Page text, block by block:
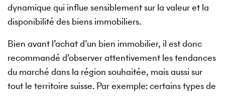
dynamique qui influe sensiblement sur la valeur et la
disponibilité des biens immobiliers.
Bien avant l’achat d’un bien immobilier, il est donc
recommandé d’observer attentivement les tendances
du marché dans la région souhaitée, mais aussi sur
tout le territoire suisse. Par exemple: certains types de